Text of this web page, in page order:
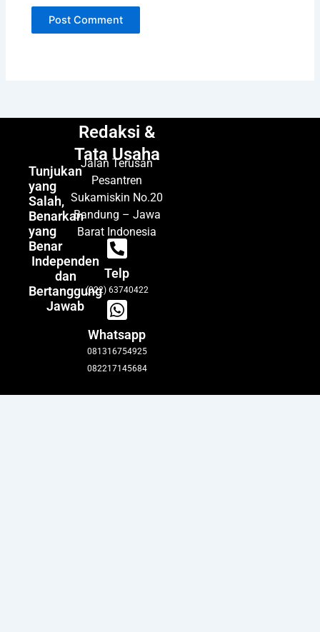
Tunjukan
yang
Salah,
Benarkan
yang
Benar
Independen
dan
Bertanggung
Jawab
Redaksi &
Tata Usaha
Jalan Terusan
Pesantren
Sukamiskin No.20
Bandung – Jawa
Barat Indonesia
Telp
(022) 63740422
Whatsapp
081316754925
082217145684